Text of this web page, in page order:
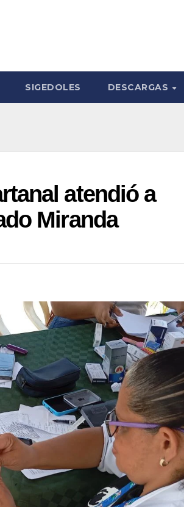
SIGEDOLES DESCARGAS
atendió a
Miranda